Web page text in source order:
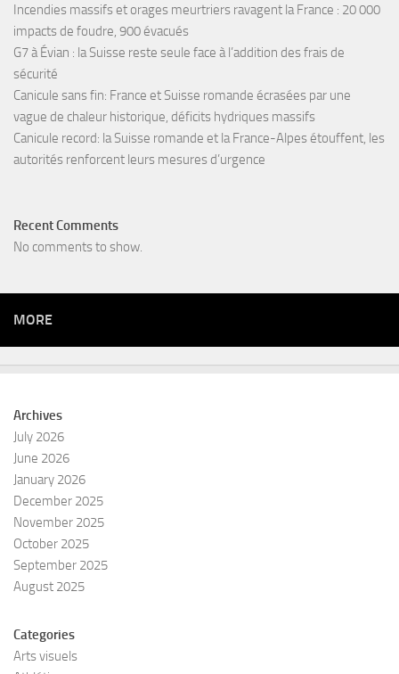
Incendies massifs et orages meurtriers ravagent la France : 20 000
impacts de foudre, 900 évacués
G7 à Évian : la Suisse reste seule face à l’addition des frais de
sécurité
Canicule sans fin: France et Suisse romande écrasées par une
vague de chaleur historique, déficits hydriques massifs
Canicule record: la Suisse romande et la France-Alpes étouffent, les
autorités renforcent leurs mesures d’urgence
Recent Comments
No comments to show.
MORE
Archives
July 2026
June 2026
January 2026
December 2025
November 2025
October 2025
September 2025
August 2025
Categories
Arts visuels